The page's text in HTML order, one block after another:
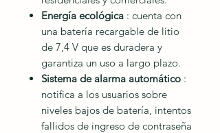
Energía ecológica : cuenta con
una batería recargable de litio
de 7,4 V que es duradera y
garantiza un uso a largo plazo.
Sistema de alarma automático :
notifica a los usuarios sobre
niveles bajos de batería, intentos
fallidos de ingreso de contraseña